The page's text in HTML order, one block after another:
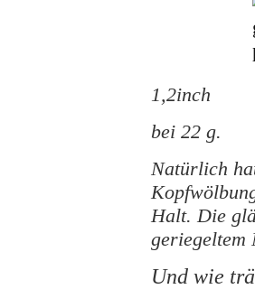
1,2inch
bei 22 g.
Natürlich
Halt. Die
geriegeltem
Und wie